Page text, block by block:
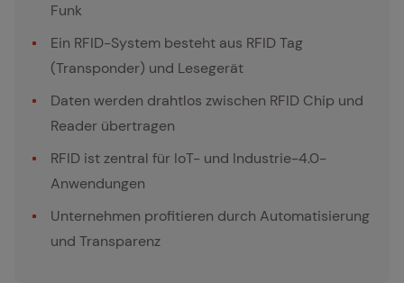
Funk
Ein RFID-System besteht aus RFID Tag
(Transponder) und Lesegerät
Daten werden drahtlos zwischen RFID Chip und
Reader übertragen
RFID ist zentral für IoT- und Industrie-4.0-
Anwendungen
Unternehmen profitieren durch Automatisierung
und Transparenz